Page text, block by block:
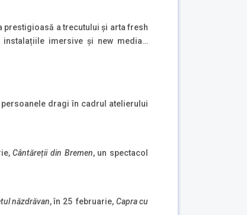
prestigioasă a trecutului și arta fresh
imersive și new media…
dragi în cadrul atelierului
Cântăreții din Bremen, un spectacol
năzdrăvan, în 25 februarie, Capra cu